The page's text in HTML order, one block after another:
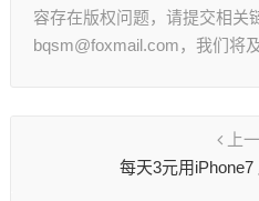
容存在版权问题，请提交相关
bqsm@foxmail.com，我们将
上
每天3元用